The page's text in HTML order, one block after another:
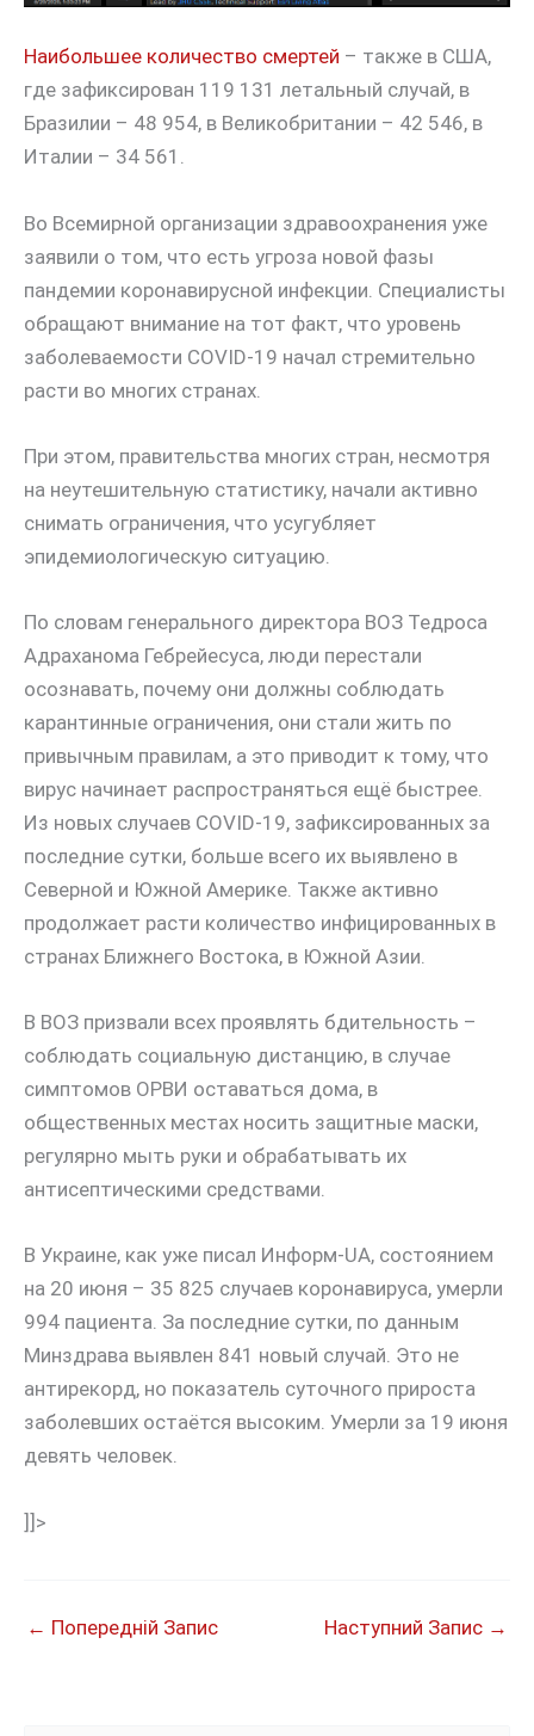
Наибольшее количество смертей – также в США,
где зафиксирован 119 131 летальный случай, в
Бразилии – 48 954, в Великобритании – 42 546, в
Италии – 34 561.
Во Всемирной организации здравоохранения уже
заявили о том, что есть угроза новой фазы
пандемии коронавирусной инфекции. Специалисты
обращают внимание на тот факт, что уровень
заболеваемости COVID-19 начал стремительно
расти во многих странах.
При этом, правительства многих стран, несмотря
на неутешительную статистику, начали активно
снимать ограничения, что усугубляет
эпидемиологическую ситуацию.
По словам генерального директора ВОЗ Тедроса
Адраханома Гебрейесуса, люди перестали
осознавать, почему они должны соблюдать
карантинные ограничения, они стали жить по
привычным правилам, а это приводит к тому, что
вирус начинает распространяться ещё быстрее.
Из новых случаев COVID-19, зафиксированных за
последние сутки, больше всего их выявлено в
Северной и Южной Америке. Также активно
продолжает расти количество инфицированных в
странах Ближнего Востока, в Южной Азии.
В ВОЗ призвали всех проявлять бдительность –
соблюдать социальную дистанцию, в случае
симптомов ОРВИ оставаться дома, в
общественных местах носить защитные маски,
регулярно мыть руки и обрабатывать их
антисептическими средствами.
В Украине, как уже писал Информ-UA, состоянием
на 20 июня – 35 825 случаев коронавируса, умерли
994 пациента. За последние сутки, по данным
Минздрава выявлен 841 новый случай. Это не
антирекорд, но показатель суточного прироста
заболевших остаётся высоким. Умерли за 19 июня
девять человек.
]]>
← Попередній Запис Наступний Запис →